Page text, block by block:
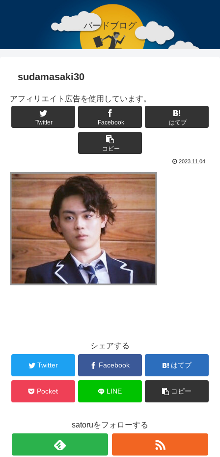
バードブログ
sudamasaki30
アフィリエイト広告を使用しています。
Twitter Facebook はてブ
コピー
2023.11.04
シェアする
Twitter Facebook はてブ
Pocket LINE コピー
satoruをフォローする